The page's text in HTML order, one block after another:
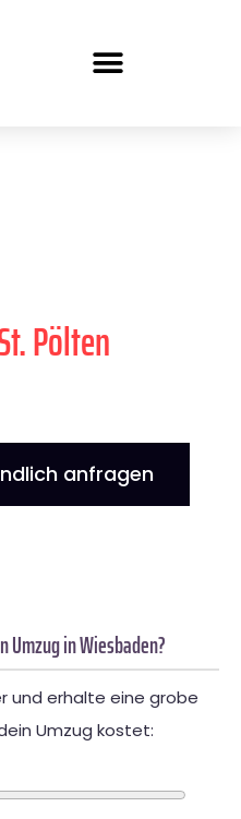
Pölten
anfragen
Umzug in Wiesbaden?
und erhalte eine grobe
Umzug kostet: